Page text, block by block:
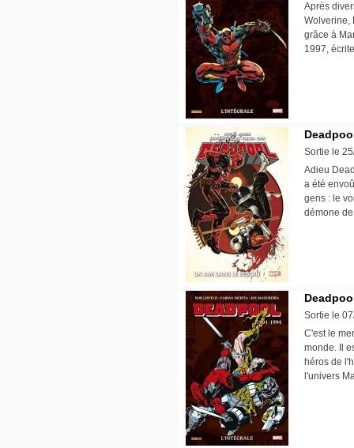
Après
Wolverine,
grâce à
1997,
Sortie le
Adieu
a été
gens : le
démone
Sortie le
C'est le
monde. Il
héros de
l'univers